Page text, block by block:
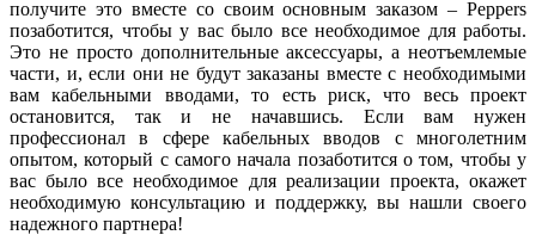
получите это вместе со своим основным заказом – Peppers
позаботится, чтобы у вас бы­ло все необходимое для работы.
Это не просто дополнительные аксессуары, а неотъемлемые
части, и, если они не будут заказаны вместе с необходимыми
вам кабельными вводами, то есть риск, что весь проект
остановится, так и не начавшись. Если вам нужен
профессионал в сфере кабельных вводов с многолетним
опытом, который с самого начала позаботится о том, чтобы у
вас бы­ло все необходимое для реализации проекта, окажет
необходимую консультацию и поддержку, вы нашли своего
надежного партнера!